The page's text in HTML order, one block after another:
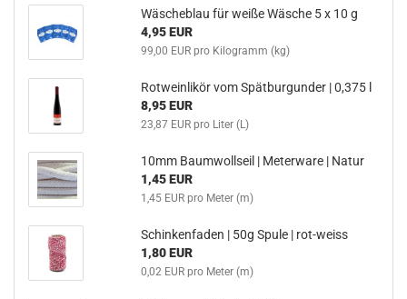
Wäscheblau für weiße Wäsche 5 x 10 g
4,95 EUR
99,00 EUR pro Kilogramm (kg)
Rotweinlikör vom Spätburgunder | 0,375 l
8,95 EUR
23,87 EUR pro Liter (L)
10mm Baumwollseil | Meterware | Natur
1,45 EUR
1,45 EUR pro Meter (m)
Schinkenfaden | 50g Spule | rot-weiss
1,80 EUR
0,02 EUR pro Meter (m)